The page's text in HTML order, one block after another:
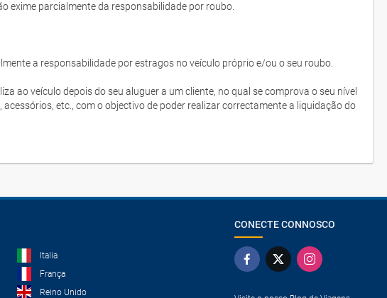
exime parcialmente da responsabilidade por roubo.
a responsabilidade por estragos no veículo próprio e/ou o seu roubo.
ao veículo depois do seu aluguer a um cliente, no qual se comprova o seu nível
etc., com o objectivo de poder realizar correctamente a liquidação do
Italia
França
Reino Unido
CONECTE CONNOSCO